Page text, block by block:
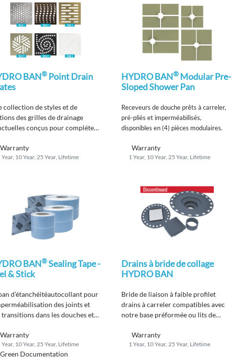
BAN®Point Drain
collection de styles et de
des grilles de drainage
conçus pour compléter
Warranty
Year, 10 Year, 25 Year, Lifetime
HYDRO BAN®Modular Pre-
Sloped Shower Pan
Receveurs de douche prêts à carreler,
pré-pliés et imperméabilisés,
disponibles en (4) pièces modulaires.
Warranty
1 Year, 10 Year, 25 Year, Lifetime
BAN®Sealing Tape -
& Stick
d’étanchéitéautocollant pour
des joints et
transitionsdans les douches et
Warranty
Year, 10 Year, 25 Year, Lifetime
Green Documentation
Drains à bride de collage
HYDRO BAN
Bride de liaison à faible profilet
drainsà carrelercompatibles avec
notre base préformée ou lits de
Warranty
1 Year, 10 Year, 25 Year, Lifetime